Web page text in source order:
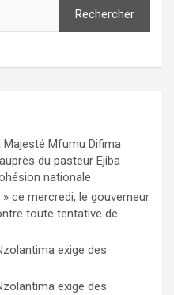
Rechercher
Mfumu Difima
du pasteur Ejiba
nationale
ce mercredi, le gouverneur
toute tentative de
exige des
exige des